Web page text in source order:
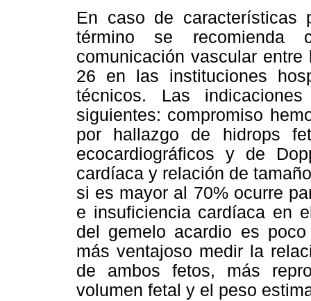
En caso de características
término se recomienda
comunicación vascular
26 en las instituciones
técnicos. Las
siguientes: compromiso
por hallazgo de hidrops
ecocardiográficos y de
cardíaca y relación de
si es mayor al 70% ocurre
e insuficiencia cardíaca en
del gemelo acardio es
más ventajoso medir la
de ambos fetos, más
volumen fetal y el peso